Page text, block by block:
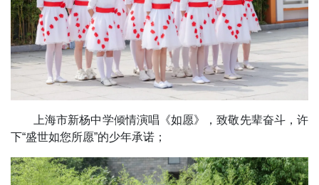
上海市新杨中学倾情演唱《如愿》，致敬先辈奋斗，许
下“盛世如您所愿”的少年承诺；